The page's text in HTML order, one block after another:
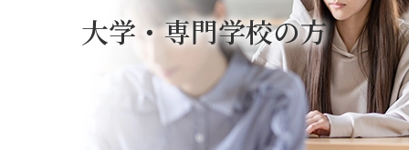
大学・専門学校の方